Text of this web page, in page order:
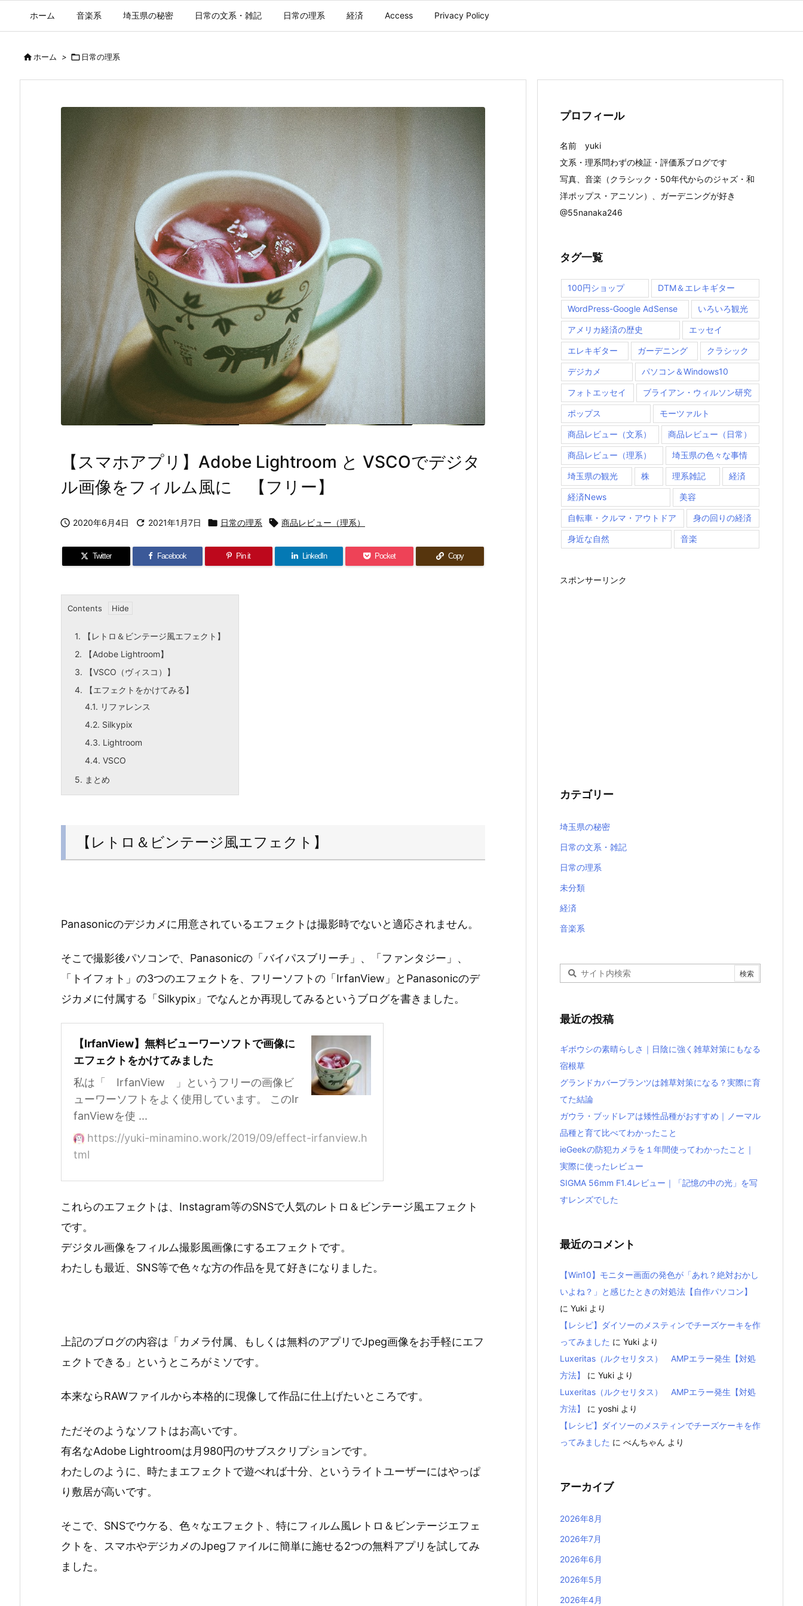
ホーム 音楽系 埼玉県の秘密 日常の文系・雑記 日常の理系 経済 Access Privacy Policy
ホーム >  日常の理系
【スマホアプリ】Adobe Lightroom と VSCOでデジタ
ル画像をフィルム風に 【フリー】
 2020年6月4日  2021年1月7日  日常の理系  商品レビュー（理系）
Twitter Facebook Pin it LinkedIn Pocket Copy
Contents
1. 【レトロ＆ビンテージ風エフェクト】
2. 【Adobe Lightroom】
3. 【VSCO（ヴィスコ）】
4. 【エフェクトをかけてみる】
4.1. リファレンス
4.2. Silkypix
4.3. Lightroom
4.4. VSCO
5. まとめ
【レトロ＆ビンテージ風エフェクト】
Panasonicのデジカメに用意されているエフェクトは撮影時でないと適応されません。
そこで撮影後パソコンで、Panasonicの「バイパスブリーチ」、「ファンタジー」、
「トイフォト」の3つのエフェクトを、フリーソフトの「IrfanView」とPanasonicのデ
ジカメに付属する「Silkypix」でなんとか再現してみるというブログを書きました。
【IrfanView】無料ビューワーソフトで画像に
エフェクトをかけてみました
私は「 IrfanView 」というフリーの画像ビ
ューワーソフトをよく使用しています。 このIr
fanViewを使 ...
https://yuki-minamino.work/2019/09/effect-irfanview.h
tml
これらのエフェクトは、Instagram等のSNSで人気のレトロ＆ビンテージ風エフェクト
です。
デジタル画像をフィルム撮影風画像にするエフェクトです。
わたしも最近、SNS等で色々な方の作品を見て好きになりました。
上記のブログの内容は「カメラ付属、もしくは無料のアプリでJpeg画像をお手軽にエフ
ェクトできる」というところがミソです。
本来ならRAWファイルから本格的に現像して作品に仕上げたいところです。
ただそのようなソフトはお高いです。
有名なAdobe Lightroomは月980円のサブスクリプションです。
わたしのように、時たまエフェクトで遊べれば十分、というライトユーザーにはやっぱ
り敷居が高いです。
そこで、SNSでウケる、色々なエフェクト、特にフィルム風レトロ＆ビンテージエフェ
クトを、スマホやデジカメのJpegファイルに簡単に施せる2つの無料アプリを試してみ
ました。
プロフィール
名前 yuki
文系・理系問わずの検証・評価系ブログです
写真、音楽（クラシック・50年代からのジャズ・和
洋ポップス・アニソン）、ガーデニングが好き
@55nanaka246
タグ一覧
100円ショップ DTM＆エレキギター
WordPress-Google AdSense いろいろ観光
アメリカ経済の歴史 エッセイ
エレキギター ガーデニング クラシック
デジカメ パソコン＆Windows10
フォトエッセイ ブライアン・ウィルソン研究
ポップス モーツァルト
商品レビュー（文系） 商品レビュー（日常）
商品レビュー（理系） 埼玉県の色々な事情
埼玉県の観光 株 理系雑記 経済
経済News 美容
自転車・クルマ・アウトドア 身の回りの経済
身近な自然 音楽
スポンサーリンク
カテゴリー
埼玉県の秘密
日常の文系・雑記
日常の理系
未分類
経済
音楽系
最近の投稿
ギボウシの素晴らしさ｜日陰に強く雑草対策にもなる
宿根草
グランドカバープランツは雑草対策になる？実際に育
てた結論
ガウラ・ブッドレアは矮性品種がおすすめ｜ノーマル
品種と育て比べてわかったこと
ieGeekの防犯カメラを１年間使ってわかったこと｜
実際に使ったレビュー
SIGMA 56mm F1.4レビュー｜「記憶の中の光」を写
すレンズでした
最近のコメント
【Win10】モニター画面の発色が「あれ？絶対おかし
いよね？」と感じたときの対処法【自作パソコン】
に Yuki より
【レシピ】ダイソーのメスティンでチーズケーキを作
ってみました に Yuki より
Luxeritas（ルクセリタス） AMPエラー発生【対処
方法】
に Yuki より
Luxeritas（ルクセリタス） AMPエラー発生【対処
方法】
に yoshi より
【レシピ】ダイソーのメスティンでチーズケーキを作
ってみました に べんちゃん より
アーカイブ
2026年8月
2026年7月
2026年6月
2026年5月
2026年4月